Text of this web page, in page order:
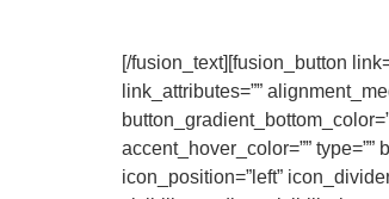
[/fusion_text][fusion_button
link_attributes=””
accent_hover_color=”” type=””
icon_position=”left”